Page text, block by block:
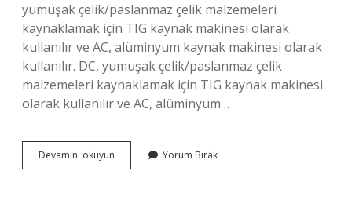
yumuşak çelik/paslanmaz çelik malzemeleri
kaynaklamak için TIG kaynak makinesi olarak
kullanılır ve AC, alüminyum kaynak makinesi olarak
kullanılır. DC, yumuşak çelik/paslanmaz çelik
malzemeleri kaynaklamak için TIG kaynak makinesi
olarak kullanılır ve AC, alüminyum…
Devamını okuyun
Kaynak
Yorum Bırak